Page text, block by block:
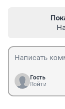
Гость
Войти